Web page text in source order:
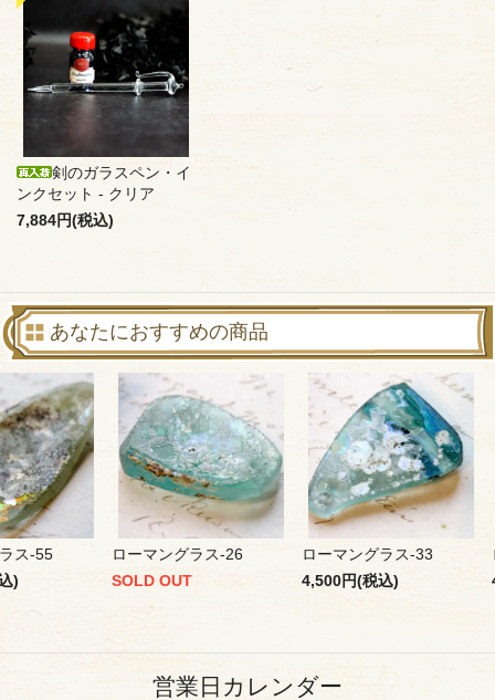
剣のガラスペン・イ
ンクセット - クリア
7,884円(税込)
あなたにおすすめの商品
ス-55
)
ローマングラス-26
SOLD OUT
ローマングラス-33
4,500円(税込)
営業日カレンダー